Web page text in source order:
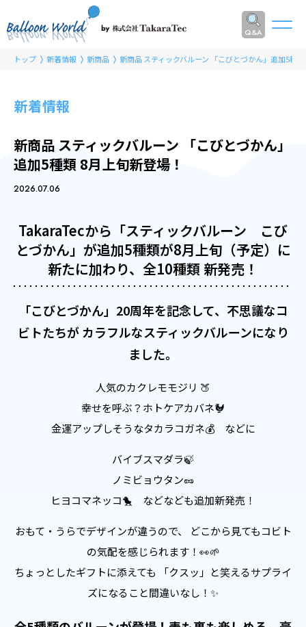
Q&A
トップ 新着情報 新商品 新商品 スティックバルーン 「こびとづかん」追加5種
新着情報
新商品 スティックバルーン 「こびとづかん」
追加5種類 8月上旬新登場！
2026.07.06
TakaraTecから「スティックバルーン こび
とづかん」が追加5種類が8月上旬（予定）に
新たに加わり、全10種類 新発売！
「こびとづかん」20周年を記念して、不思議なコ
ビトたちが カラフルなスティックバルーンになり
ました。
人気のカクレモモジリ 🍑
幸せを呼ぶ？ホトケアカバネ🐓
金運アップしそうなタカラコガネ💰 などに
バイブスマダラ🍃
ノミビョウタン🥜
ヒヨコマネッコ🐤 などなども追加新発売！
おもて・うらでデザインが違うので、 どこから見てもコビト
の気配を感じられます！👀🌱
ちょっとしたギフトに添えても 「クスッ」と笑えるサプライ
ズになること間違いなし！✨